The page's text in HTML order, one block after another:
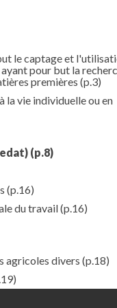
le captage et
pour but la
premières (p.3)
la vie individuelle ou en
(p.8)
(p.16)
du travail(p.16)
agricoles divers (p.18)